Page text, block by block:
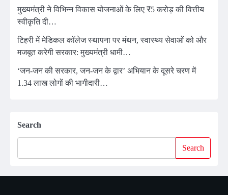
मुख्यमंत्री ने विभिन्न विकास योजनाओं के लिए ₹5 करोड़ की वित्तीय
स्वीकृति दी…
टिहरी में मेडिकल कॉलेज स्थापना पर मंथन, स्वास्थ्य सेवाओं को और
मजबूत करेगी सरकार: मुख्यमंत्री धामी…
‘जन-जन की सरकार, जन-जन के द्वार’ अभियान के दूसरे चरण में
1.34 लाख लोगों की भागीदारी…
Search
Search